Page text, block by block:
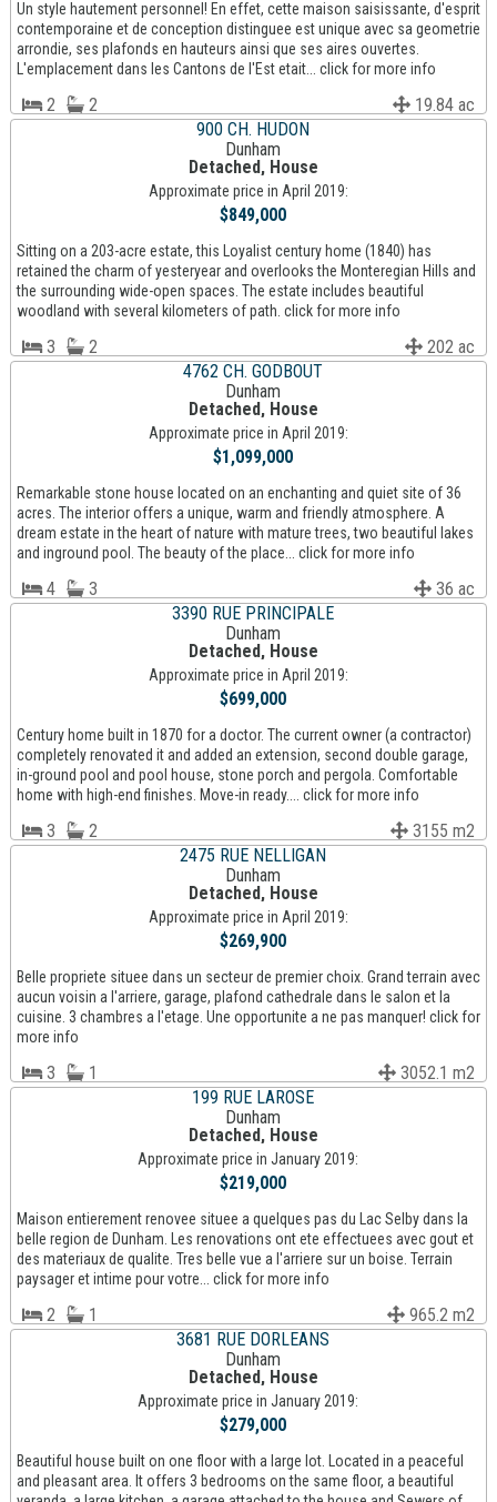
Un style hautement personnel! En effet, cette maison saisissante, d'esprit
contemporaine et de conception distinguee est unique avec sa geometrie
arrondie, ses plafonds en hauteurs ainsi que ses aires ouvertes.
L'emplacement dans les Cantons de l'Est etait... click for more info
2 2
19.84 ac
900 CH. HUDON
Dunham
Detached, House
Approximate price in April 2019:
$849,000
Sitting on a 203-acre estate, this Loyalist century home (1840) has
retained the charm of yesteryear and overlooks the Monteregian Hills and
the surrounding wide-open spaces. The estate includes beautiful
woodland with several kilometers of path. click for more info
3 2
202 ac
4762 CH. GODBOUT
Dunham
Detached, House
Approximate price in April 2019:
$1,099,000
Remarkable stone house located on an enchanting and quiet site of 36
acres. The interior offers a unique, warm and friendly atmosphere. A
dream estate in the heart of nature with mature trees, two beautiful lakes
and inground pool. The beauty of the place... click for more info
4 3
36 ac
3390 RUE PRINCIPALE
Dunham
Detached, House
Approximate price in April 2019:
$699,000
Century home built in 1870 for a doctor. The current owner (a contractor)
completely renovated it and added an extension, second double garage,
in-ground pool and pool house, stone porch and pergola. Comfortable
home with high-end finishes. Move-in ready.... click for more info
3 2
3155 m2
2475 RUE NELLIGAN
Dunham
Detached, House
Approximate price in April 2019:
$269,900
Belle propriete situee dans un secteur de premier choix. Grand terrain avec
aucun voisin a l'arriere, garage, plafond cathedrale dans le salon et la
cuisine. 3 chambres a l'etage. Une opportunite a ne pas manquer! click for
more info
3 1
3052.1 m2
199 RUE LAROSE
Dunham
Detached, House
Approximate price in January 2019:
$219,000
Maison entierement renovee situee a quelques pas du Lac Selby dans la
belle region de Dunham. Les renovations ont ete effectuees avec gout et
des materiaux de qualite. Tres belle vue a l'arriere sur un boise. Terrain
paysager et intime pour votre... click for more info
2 1
965.2 m2
3681 RUE DORLEANS
Dunham
Detached, House
Approximate price in January 2019:
$279,000
Beautiful house built on one floor with a large lot. Located in a peaceful
and pleasant area. It offers 3 bedrooms on the same floor, a beautiful